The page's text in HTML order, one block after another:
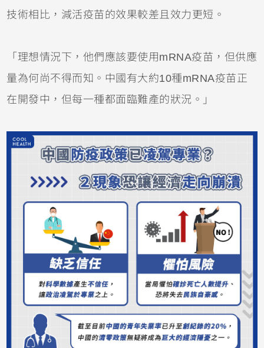
技術相比，減活疫苗的效果較差且效力更短。
「理想情況下，他們應該要使用mRNA疫苗，但供應
量為何尚不得而知。中國有大約10種mRNA疫苗正
在開發中，但每一種都面臨難產的狀況。」